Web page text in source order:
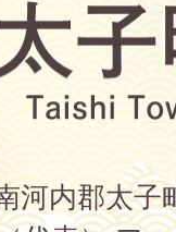
内郡太子